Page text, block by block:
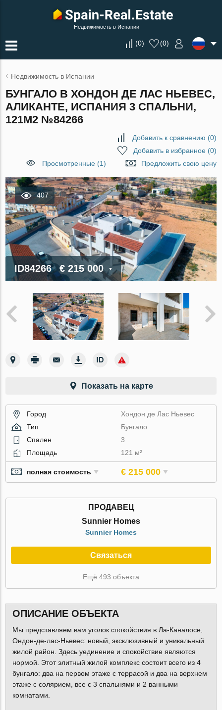
Недвижимость в Испании
(0) (0)
Недвижимость в Испании
БУНГАЛО В ХОНДОН ДЕ ЛАС НЬЕВЕС,
АЛИКАНТЕ, ИСПАНИЯ 3 СПАЛЬНИ,
121М2 №84266
Добавить к сравнению (0)
Добавить в избранное(0)
Просмотренные (1)
Предложить свою цену
407
ID84266 € 215 000
Показать на карте
Город
Хондон де Лас Ньевес
Тип
Бунгало
Спален
3
Площадь
121 м²
полная стоимость € 215 000
ПРОДАВЕЦ
Sunnier Homes
Sunnier Homes
Связаться
Ещё 493 объекта
ОПИСАНИЕ ОБЪЕКТА
Мы представляем вам уголок спокойствия в Ла-Каналосе,
Ондон-де-лас-Ньевес: новый, эксклюзивный и уникальный
жилой район. Здесь уединение и спокойствие являются
нормой. Этот элитный жилой комплекс состоит всего из 4
бунгало: два на первом этаже с террасой и два на верхнем
этаже с солярием, все с 3 спальнями и 2 ванными
комнатами.